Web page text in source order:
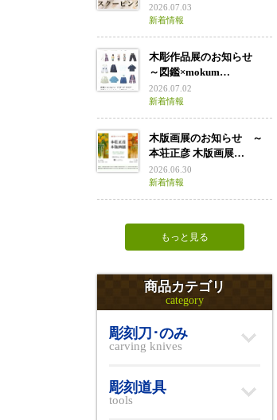
2026.07.03
新着情報
木彫作品展のお知らせ
～図鑑×mokum…
2026.07.02
新着情報
木版画展のお知らせ ～
本荘正彦 木版画展…
2026.06.30
新着情報
もっと見る
商品カテゴリ
category
彫刻刀･のみ
carving knives
彫刻道具
tools